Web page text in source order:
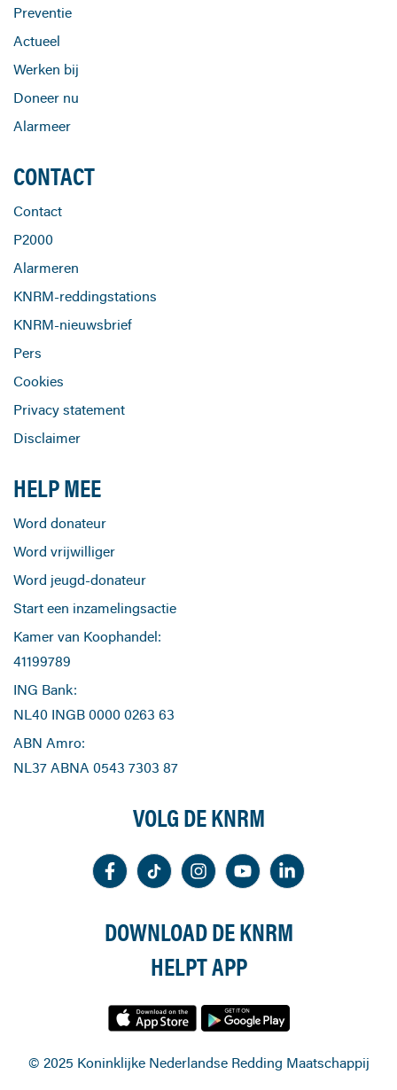
Preventie
Actueel
Werken bij
Doneer nu
Alarmeer
CONTACT
Contact
P2000
Alarmeren
KNRM-reddingstations
KNRM-nieuwsbrief
Pers
Cookies
Privacy statement
Disclaimer
HELP MEE
Word donateur
Word vrijwilliger
Word jeugd-donateur
Start een inzamelingsactie
Kamer van Koophandel:
41199789
ING Bank:
NL40 INGB 0000 0263 63
ABN Amro:
NL37 ABNA 0543 7303 87
VOLG DE KNRM
DOWNLOAD DE KNRM
HELPT APP
© 2025 Koninklijke Nederlandse Redding Maatschappij